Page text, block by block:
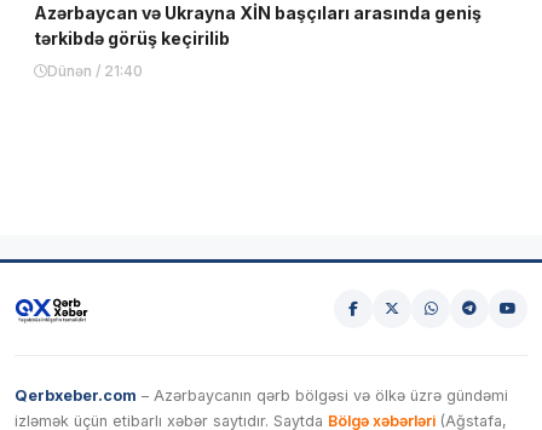
Azərbaycan və Ukrayna XİN başçıları arasında geniş
tərkibdə görüş keçirilib
Dünən / 21:40
Qerbxeber.com – Azərbaycanın qərb bölgəsi və ölkə üzrə gündəmi
izləmək üçün etibarlı xəbər saytıdır. Saytda Bölgə xəbərləri (Ağstafa,